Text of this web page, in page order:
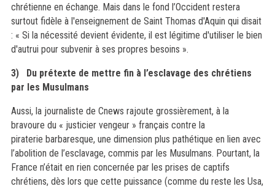
chrétienne en échange. Mais dans le fond l’Occident restera
surtout fidèle à l'enseignement de Saint Thomas d'Aquin qui disait
: « Si la nécessité devient évidente, il est légitime d'utiliser le bien
d'autrui pour subvenir à ses propres besoins ».
3)
Du prétexte de mettre fin à l’esclavage des chrétiens
par les Musulmans
Aussi, la journaliste de Cnews rajoute grossièrement, à la
bravoure du « justicier vengeur » français contre la
piraterie barbaresque, une dimension plus pathétique en lien avec
l’abolition de l’esclavage, commis par les Musulmans. Pourtant, la
France n’était en rien concernée par les prises de captifs
chrétiens, dès lors que cette puissance (comme du reste les Usa,